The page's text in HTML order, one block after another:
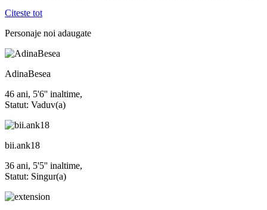
Citeste tot
Personaje noi adaugate
AdinaBesea
46 ani, 5'6'' inaltime,
Statut: Vaduv(a)
bii.ank18
36 ani, 5'5'' inaltime,
Statut: Singur(a)